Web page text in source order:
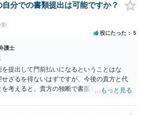
分での書類提出は可能ですか？
役にたった 5
護士
提出して門前払いになるということはな
せざるを得ないはずですが、今後の貴方と代
考えると、貴方の独断で書面を提出したり
ているようですが、弁護士として提出の実